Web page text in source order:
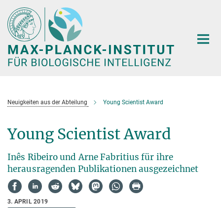
Hauptinhalt
Neuigkeiten aus der Abteilung Young Scientist Award
Young Scientist Award
Inês Ribeiro und Arne Fabritius für ihre
herausragenden Publikationen ausgezeichnet
3. APRIL 2019